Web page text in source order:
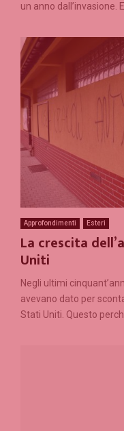
un anno dall’invasione.
Approfondimenti Esteri
La crescita
Uniti
Negli ultimi
avevano dato per
Stati Uniti. Questo